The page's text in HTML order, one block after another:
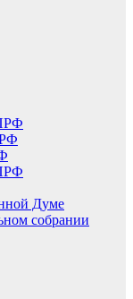
Думе
собрании